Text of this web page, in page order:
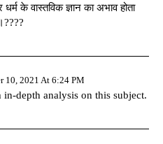
के वास्तविक ज्ञान का अभाव होता
10, 2021 At 6:24 PM
depth analysis on this subject.